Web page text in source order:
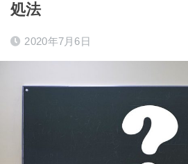
処法
2020年7月6日